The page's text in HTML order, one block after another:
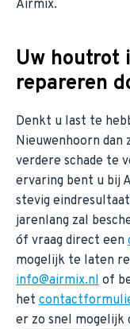
Airmix.
Uw houtrot
repareren
Denkt u last te
Nieuwenhoorn
verdere schade te
ervaring bent u bij
stevig
jarenlang zal
óf vraag direct een
mogelijk te laten
info@airmix.nl of
het
er zo snel mogelijk